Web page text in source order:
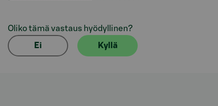
Oliko tämä vastaus hyödyllinen?
Ei Kyllä